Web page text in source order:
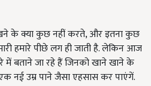
के क्या कुछ नहीं करते, और इतना कुछ
हमारे पीछे लग ही जाती है. लेकिन आज
बताने जा रहे हैं जिनको खाने खाने के
नई उम्र पाने जैसा एहसास कर पाएंगें.